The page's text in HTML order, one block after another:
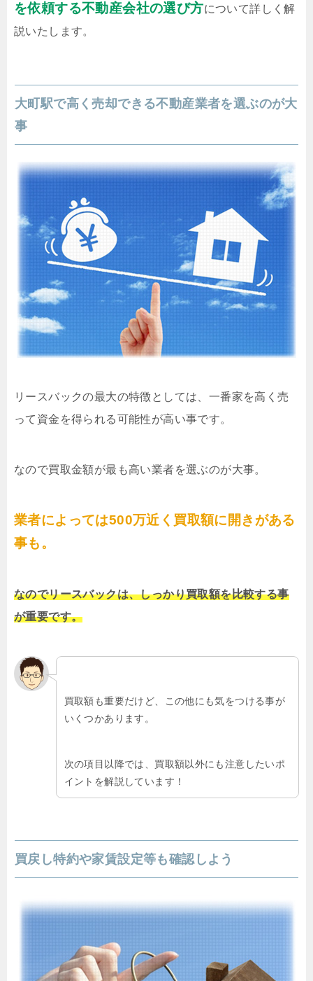
を依頼する不動産会社の選び方について詳しく解
説いたします。
大町駅で高く売却できる不動産業者を選ぶのが大
事
リースバックの最大の特徴としては、一番家を高く売
って資金を得られる可能性が高い事です。
なので買取金額が最も高い業者を選ぶのが大事。
業者によっては500万近く買取額に開きがある
事も。
なのでリースバックは、しっかり買取額を比較する事
が重要です。
買取額も重要だけど、この他にも気をつける事が
いくつかあります。
次の項目以降では、買取額以外にも注意したいポ
イントを解説しています！
買戻し特約や家賃設定等も確認しよう